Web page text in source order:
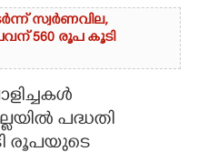
സ്വർണവില,
560 രൂപ കൂടി
പദ്ധതി
രൂപയുടെ